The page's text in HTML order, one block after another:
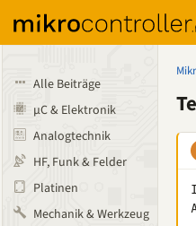
Alle Beiträge
µC & Elektronik
Analogtechnik
HF, Funk & Felder
Platinen
Mechanik & Werkzeug